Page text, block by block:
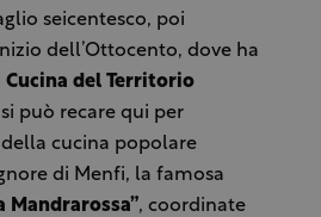
seicentesco, poi
dell’Ottocento, dove ha
Cucina del Territorio
si può recare qui per
cucina popolare
di Menfi, la famosa
Mandrarossa”, coordinate